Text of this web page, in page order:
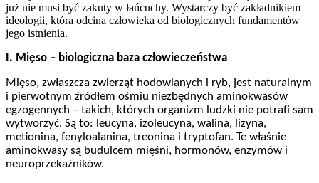
już nie musi być zakuty w łańcuchy. Wystarczy być zakładnikiem
ideologii, która odcina człowieka od biologicznych fundamentów
jego istnienia.
I. Mięso – biologiczna baza człowieczeństwa
Mięso, zwłaszcza zwierząt hodowlanych i ryb, jest naturalnym
i pierwotnym źródłem ośmiu niezbędnych aminokwasów
egzogennych – takich, których organizm ludzki nie potrafi sam
wytworzyć. Są to: leucyna, izoleucyna, walina, lizyna,
metionina, fenyloalanina, treonina i tryptofan. Te właśnie
aminokwasy są budulcem mięśni, hormonów, enzymów i
neuroprzekaźników.